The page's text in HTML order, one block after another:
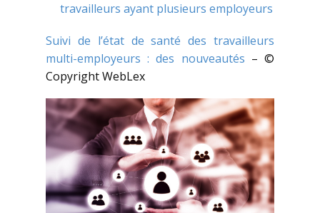
travailleurs ayant plusieurs employeurs
Suivi de l’état de santé des travailleurs
multi-employeurs : des nouveautés – ©
Copyright WebLex